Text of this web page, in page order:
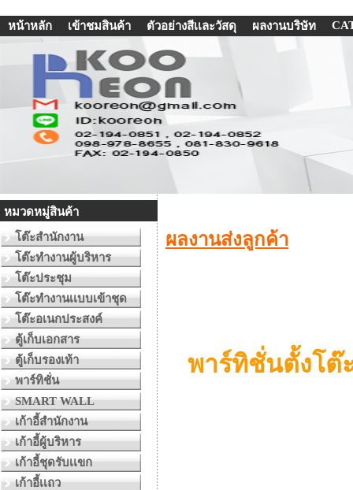
หน้าหลัก เข้าชมสินค้า ตัวอย่างสีเเละวัสดุ ผลงานบริษัท
หมวดหมู่สินค้า
โต๊ะสำนักงาน
โต๊ะทำงานผู้บริหาร
โต๊ะประชุม
โต๊ะทำงานเเบบเข้าชุด
โต๊ะอเนกประสงค์
ตู้เก็บเอกสาร
ตู้เก็บรองเท้า
พาร์ทิชั่น
SMART WALL
เก้าอี้สำนักงาน
เก้าอี้ผู้บริหาร
เก้าอี้ชุดรับเเขก
เก้าอี้เเถว
ผลงานส่งลูกค้า
พาร์ทิชั่นตั้งโต๊